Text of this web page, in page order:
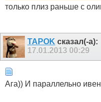
только плиз раньше с
TAPOK сказал(-а):
17.01.2013 00:29
Ага)) И параллельно